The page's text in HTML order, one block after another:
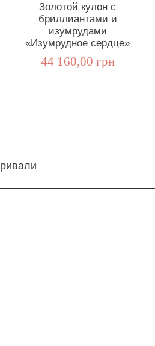
Золотой кулон с
бриллиантами и
изумрудами
«Изумрудное сердце»
44 160,00 грн